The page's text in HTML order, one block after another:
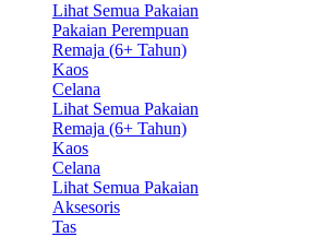
Lihat Semua Pakaian
Pakaian Perempuan
Remaja (6+ Tahun)
Kaos
Celana
Lihat Semua Pakaian
Remaja (6+ Tahun)
Kaos
Celana
Lihat Semua Pakaian
Aksesoris
Tas